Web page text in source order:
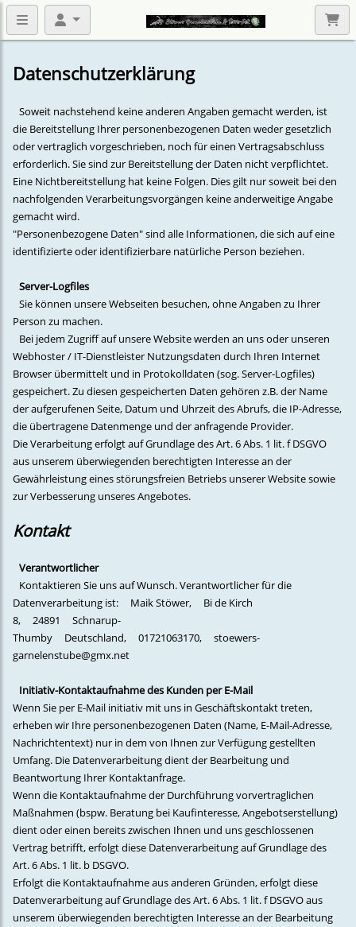
Datenschutzerklärung
Soweit nachstehend keine anderen Angaben gemacht werden, ist
die Bereitstellung Ihrer personenbezogenen Daten weder gesetzlich
oder vertraglich vorgeschrieben, noch für einen Vertragsabschluss
erforderlich. Sie sind zur Bereitstellung der Daten nicht verpflichtet.
Eine Nichtbereitstellung hat keine Folgen. Dies gilt nur soweit bei den
nachfolgenden Verarbeitungsvorgängen keine anderweitige Angabe
gemacht wird.
"Personenbezogene Daten" sind alle Informationen, die sich auf eine
identifizierte oder identifizierbare natürliche Person beziehen.
Server-Logfiles
Sie können unsere Webseiten besuchen, ohne Angaben zu Ihrer
Person zu machen.
Bei jedem Zugriff auf unsere Website werden an uns oder unseren
Webhoster / IT-Dienstleister Nutzungsdaten durch Ihren Internet
Browser übermittelt und in Protokolldaten (sog. Server-Logfiles)
gespeichert. Zu diesen gespeicherten Daten gehören z.B. der Name
der aufgerufenen Seite, Datum und Uhrzeit des Abrufs, die IP-Adresse,
die übertragene Datenmenge und der anfragende Provider.
Die Verarbeitung erfolgt auf Grundlage des Art. 6 Abs. 1 lit. f DSGVO
aus unserem überwiegenden berechtigten Interesse an der
Gewährleistung eines störungsfreien Betriebs unserer Website sowie
zur Verbesserung unseres Angebotes.
Kontakt
Verantwortlicher
Kontaktieren Sie uns auf Wunsch. Verantwortlicher für die
Datenverarbeitung ist:
Maik Stöwer,
Bi de Kirch
8,
24891
Schnarup-
Thumby
Deutschland, 01721063170,
stoewers-
garnelenstube@gmx.net
Initiativ-Kontaktaufnahme des Kunden per E-Mail
Wenn Sie per E-Mail initiativ mit uns in Geschäftskontakt treten,
erheben wir Ihre personenbezogenen Daten (Name, E-Mail-Adresse,
Nachrichtentext) nur in dem von Ihnen zur Verfügung gestellten
Umfang. Die Datenverarbeitung dient der Bearbeitung und
Beantwortung Ihrer Kontaktanfrage.
Wenn die Kontaktaufnahme der Durchführung vorvertraglichen
Maßnahmen (bspw. Beratung bei Kaufinteresse, Angebotserstellung)
dient oder einen bereits zwischen Ihnen und uns geschlossenen
Vertrag betrifft, erfolgt diese Datenverarbeitung auf Grundlage des
Art. 6 Abs. 1 lit. b DSGVO.
Erfolgt die Kontaktaufnahme aus anderen Gründen, erfolgt diese
Datenverarbeitung auf Grundlage des Art. 6 Abs. 1 lit. f DSGVO aus
unserem überwiegenden berechtigten Interesse an der Bearbeitung